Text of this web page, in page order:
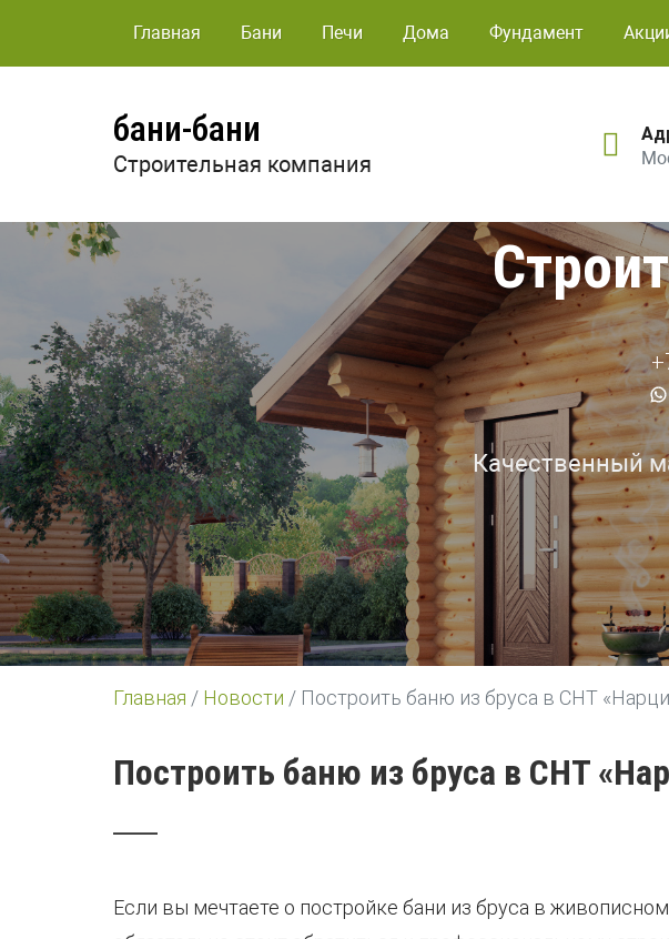
Главная Бани Печи Дома Фундамент
бани-бани
Строительная компания
Качественный
Главная / Новости / Построить баню из бруса в СНТ
Построить баню из бруса в СНТ
Если вы мечтаете о постройке бани из бруса в